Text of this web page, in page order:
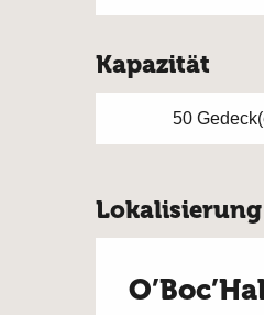
Kapazität
50
Lokalisierung